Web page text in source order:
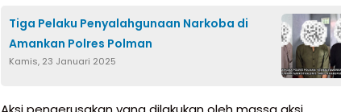
Tiga Pelaku Penyalahgunaan Narkoba di
Amankan Polres Polman
Kamis, 23 Januari 2025